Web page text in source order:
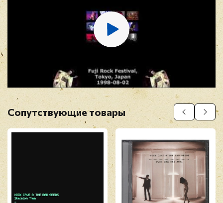
Прикрепить фото
Оставить отзыв
Перед публикацией отзывы проходят
Сопутствующие товары